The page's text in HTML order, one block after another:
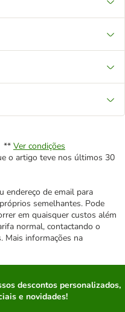
** Ver condições
o artigo teve nos últimos 30
endereço de email para
semelhantes. Pode
em quaisquer custos além
normal, contactando o
Mais informações na
descontos personalizados,
e novidades!